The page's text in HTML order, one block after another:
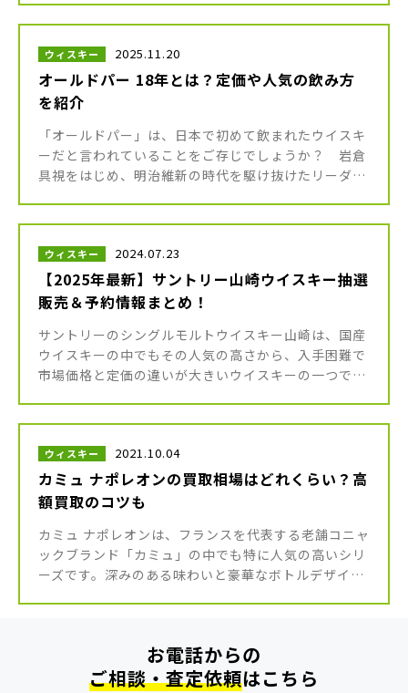
ウィスキー 2025.11.20
オールドパー 18年とは？定価や人気の飲み方
を紹介
「オールドパー」は、日本で初めて飲まれたウイスキ
ーだと言われていることをご存じでしょうか？ 岩倉
具視をはじめ、明治維新の時代を駆け抜けたリーダー
ウィスキー 2024.07.23
【2025年最新】サントリー山崎ウイスキー抽選
販売＆予約情報まとめ！
サントリーのシングルモルトウイスキー山崎は、国産
ウイスキーの中でもその人気の高さから、入手困難で
市場価格と定価の違いが大きいウイスキーの一つで
ウィスキー 2021.10.04
カミュ ナポレオンの買取相場はどれくらい？高
額買取のコツも
カミュ ナポレオンは、フランスを代表する老舗コニャ
ックブランド「カミュ」の中でも特に人気の高いシリ
ーズです。深みのある味わいと豪華なボトルデザイン
お電話からの
ご相談・査定依頼はこちら